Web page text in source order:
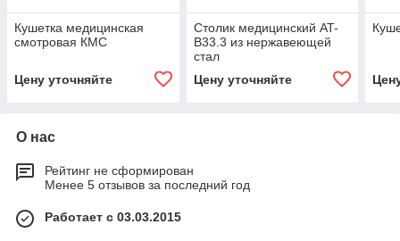
Кушетка медицинская
смотровая КМС
Цену уточняйте
Столик медицинский AT-
B33.3 из нержавеющей
стал
Цену уточняйте
О нас
Рейтинг не сформирован
Менее 5 отзывов за последний год
Работает с 03.03.2015